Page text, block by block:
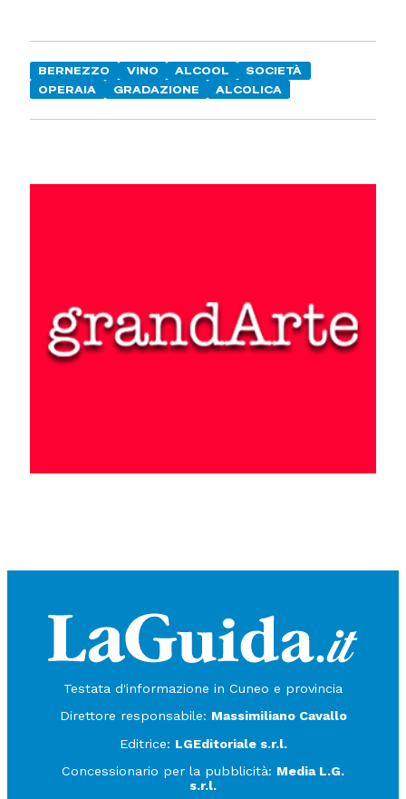
BERNEZZO VINO ALCOOL
SOCIETÀ
OPERAIA
GRADAZIONE ALCOLICA
Testata d'informazione in Cuneo e provincia
Direttore responsabile: Massimiliano Cavallo
Editrice: LGEditoriale s.r.l.
Concessionario per la pubblicità: Media L.G.
s.r.l.